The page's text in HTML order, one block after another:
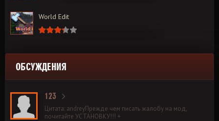
World Edit
ОБСУЖДЕНИЯ
123
Цитата: andreyПрежде чем писать жалобу на мод,
почитайте УСТАНОВКУ!!! +